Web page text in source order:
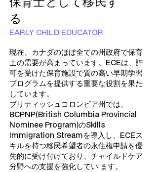
る
EARLY CHILD EDUCATOR
現在、カナダのほぼ全ての州政府で保育
士の需要が高まっています。ECEは、許
可を受けた保育施設で質の高い早期学習
プログラムを提供する重要な役割を果た
しています。
ブリティッシュコロンビア州では、
BCPNP(British Columbia Provincial
Nominee Program)のSkills
Immigration Streamを導入し、ECEス
キルを持つ移民希望者の永住権申請を優
先的に受け付けており、チャイルドケア
分野への支援を強化してい ます。